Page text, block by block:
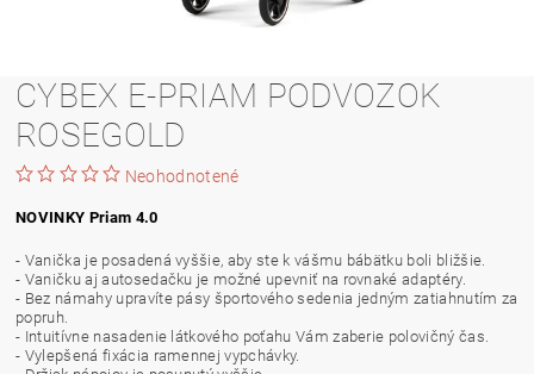
CYBEX E-PRIAM PODVOZOK
ROSEGOLD
Neohodnotené
NOVINKY Priam 4.0
- Vanička je posadená vyššie, aby ste k vášmu bábätku boli bližšie.
- Vaničku aj autosedačku je možné upevniť na rovnaké adaptéry.
- Bez námahy upravíte pásy športového sedenia jedným zatiahnutím za
popruh.
- Intuitívne nasadenie látkového poťahu Vám zaberie polovičný čas.
- Vylepšená fixácia ramennej vypchávky.